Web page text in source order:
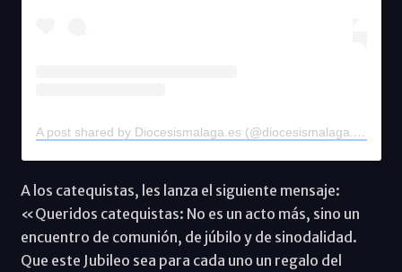
A post shared by Diocesismalaga.es (@diocesismalaga.es)
A los catequistas, les lanza el siguiente mensaje:
«Queridos catequistas: No es un acto más, sino un
encuentro de comunión, de júbilo y de sinodalidad.
Que este Jubileo sea para cada uno un regalo del